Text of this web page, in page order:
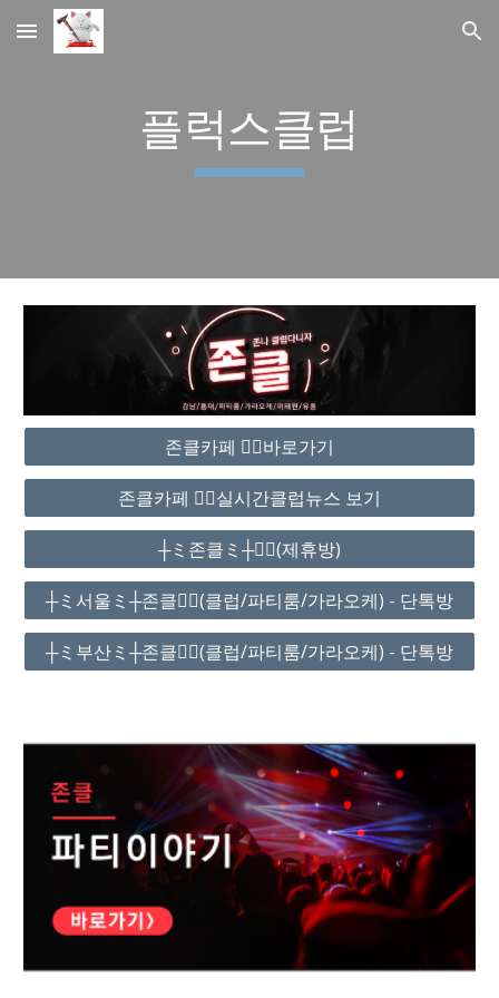
Skip to main content Skip to navigation
플럭스클럽
존클카페 ❤️‍🔥바로가기
존클카페 ❤️‍🔥실시간클럽뉴스 보기
┼ミ존클ミ┼❤️‍🔥(제휴방)
┼ミ서울ミ┼존클❤️‍🔥(클럽/파티룸/가라오케) - 단톡방
┼ミ부산ミ┼존클❤️‍🔥(클럽/파티룸/가라오케) - 단톡방